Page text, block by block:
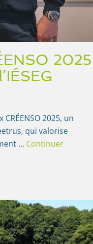
2025
2025, un
qui valorise
… Continuer